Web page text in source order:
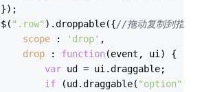
			});
			$(
".row" ).droppable({//拖动复制到指定
scope : 'drop' ,
drop : function(event, ui ) {
var ud = ui.draggable;
if (ud.draggable( "option"